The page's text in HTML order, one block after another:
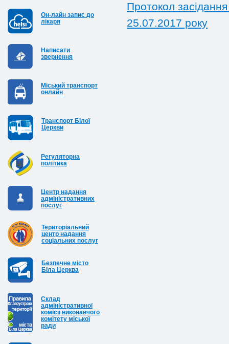
Он-лайн запис до
лікаря
Написати
звернення
Міський транспорт
онлайн
Транспорт Білої
Церкви
Регуляторна
політика
Центр надання
адміністративних
послуг
Територіальний
центр надання
соціальних послуг
Безпечне місто
Біла Церква
Cклад
адміністративної
комісії виконавчого
комітету міської
ради
Протокол
25.07.2017 року